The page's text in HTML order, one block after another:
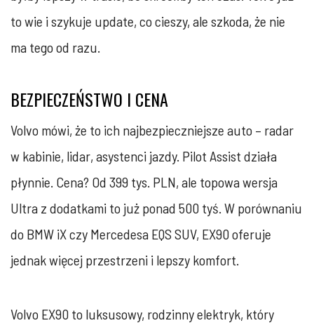
to wie i szykuje update, co cieszy, ale szkoda, że nie
ma tego od razu.
BEZPIECZEŃSTWO I CENA
Volvo mówi, że to ich najbezpieczniejsze auto – radar
w kabinie, lidar, asystenci jazdy. Pilot Assist działa
płynnie. Cena? Od 399 tys. PLN, ale topowa wersja
Ultra z dodatkami to już ponad 500 tyś. W porównaniu
do BMW iX czy Mercedesa EQS SUV, EX90 oferuje
jednak więcej przestrzeni i lepszy komfort.
Volvo EX90 to luksusowy, rodzinny elektryk, który